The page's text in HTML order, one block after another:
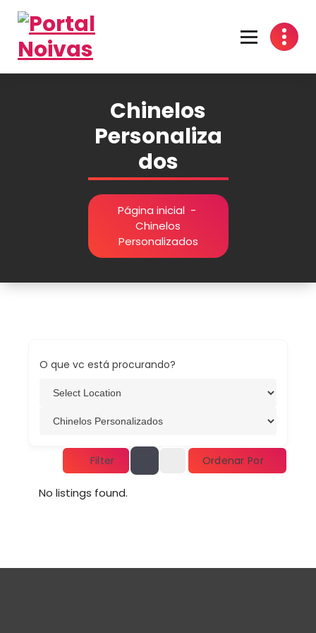
inspirações e organização prática no Portal Noivas. 💍👰
Chinelos
Personaliza
dos
Página inicial-
Chinelos
Personalizados
O que vc está procurando?
Filter Ordenar Por
No listings found.